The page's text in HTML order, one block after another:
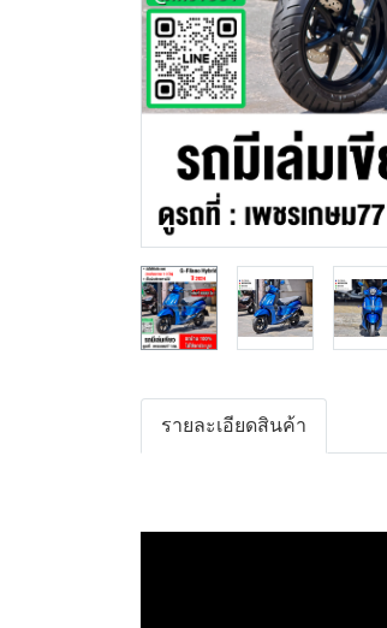
รายละเอียดสินค้า